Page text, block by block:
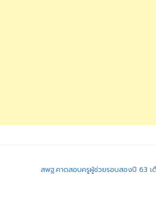
สพฐ.คาดสอบครูผู้ช่วยรอบสองปี 63 เ